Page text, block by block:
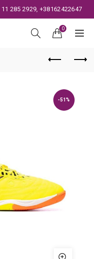
11 285 2929, +38162422647
0
-51%